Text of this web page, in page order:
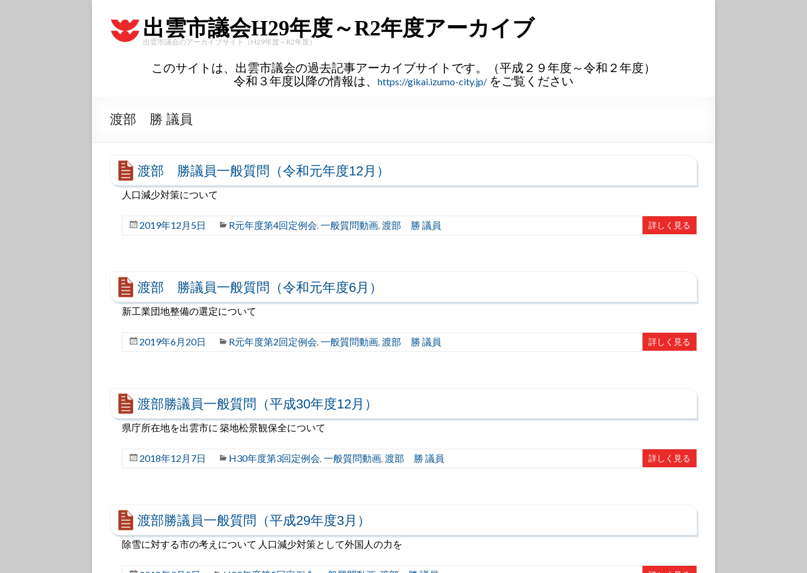
出雲市議会H29年度～R2年度アーカイブ
出雲市議会のアーカイブサイト（H29年度～R2年度）
このサイトは、出雲市議会の過去記事アーカイブサイトです。（平成２９年度～令和２年度）
令和３年度以降の情報は、
https://gikai.izumo-city.jp/ をご覧ください
渡部 勝 議員
渡部 勝議員一般質問（令和元年度12月）
人口減少対策について
2019年12月5日 R元年度第4回定例会, 一般質問動画, 渡部 勝 議員 詳しく見る
渡部 勝議員一般質問（令和元年度6月）
新工業団地整備の選定について
2019年6月20日 R元年度第2回定例会, 一般質問動画, 渡部 勝 議員 詳しく見る
渡部勝議員一般質問（平成30年度12月）
県庁所在地を出雲市に 築地松景観保全について
2018年12月7日 H30年度第3回定例会, 一般質問動画, 渡部 勝 議員 詳しく見る
渡部勝議員一般質問（平成29年度3月）
除雪に対する市の考えについて 人口減少対策として外国人の力を